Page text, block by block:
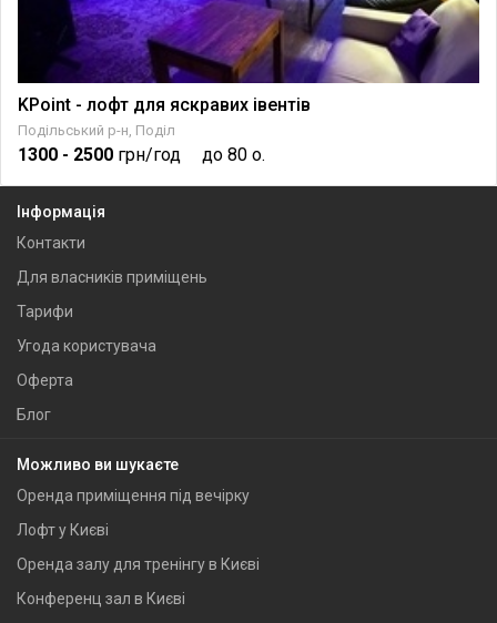
KPoint - лофт для яскравих івентів
Подільський р-н, Поділ
1300 - 2500 грн/год до 80 о.
Інформація
Контакти
Для власників приміщень
Тарифи
Угода користувача
Оферта
Блог
Можливо ви шукаєте
Оренда приміщення під вечірку
Лофт у Києві
Оренда залу для тренінгу в Києві
Конференц зал в Києві